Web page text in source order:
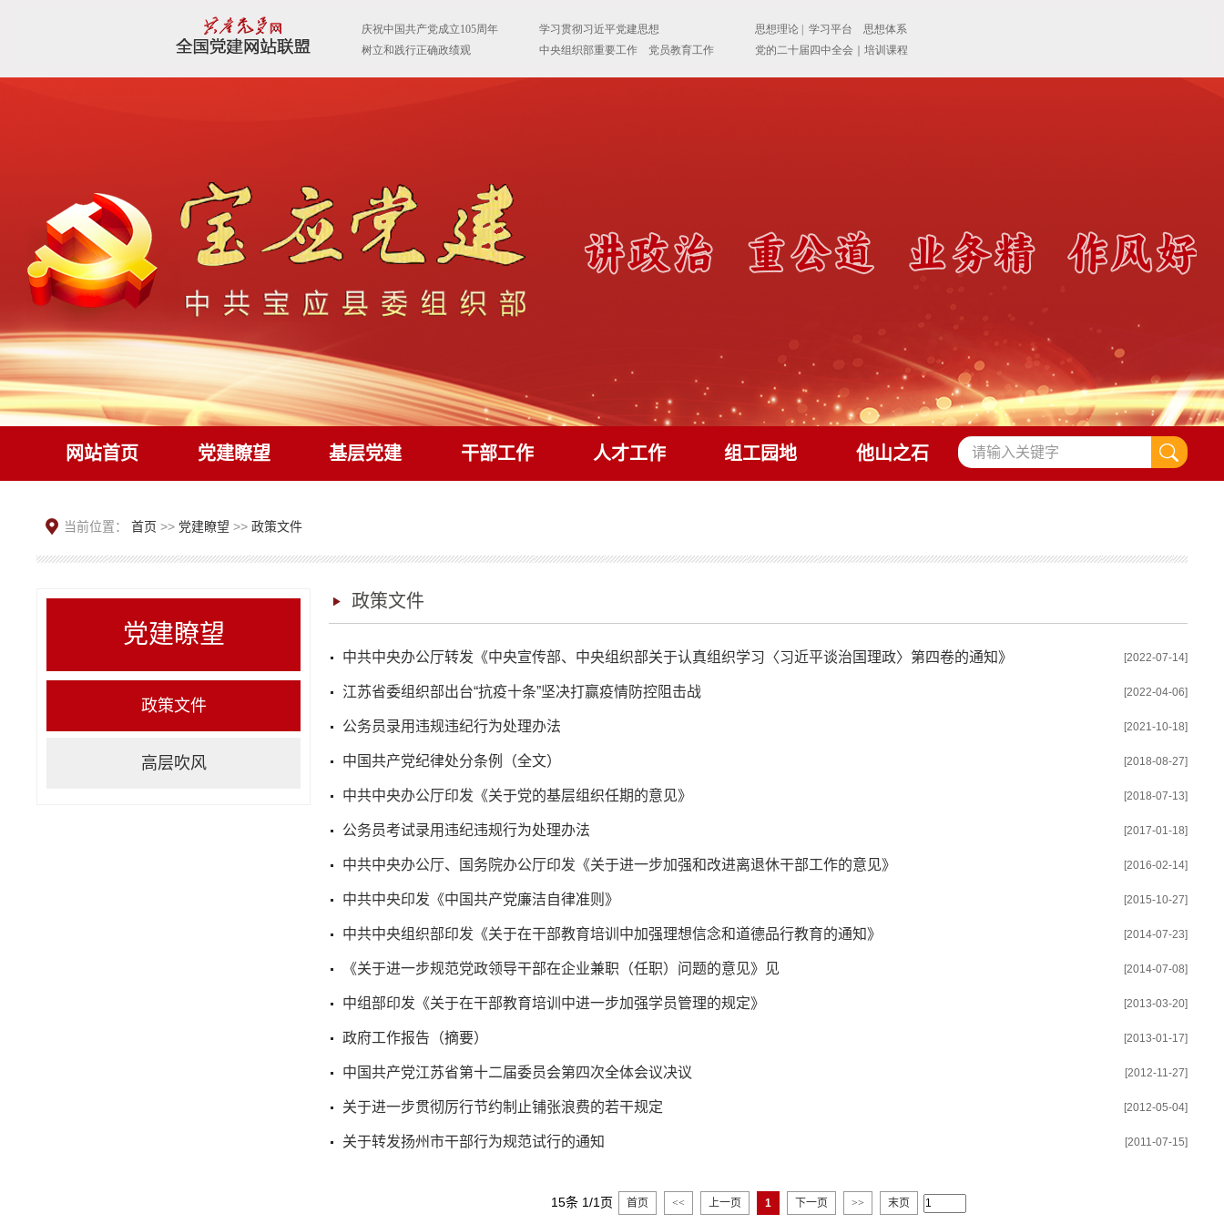
网站首页 党建瞭望 基层党建 干部工作 人才工作 组工园地 他山之石
当前位置： 首页 >> 党建瞭望 >> 政策文件
党建瞭望
政策文件
高层吹风
政策文件
[2022-07-14]
中共中央办公厅转发《中央宣传部、中央组织部关于认真组织学习〈习近平谈治国理政〉第四卷的通知》
[2022-04-06]
江苏省委组织部出台“抗疫十条”坚决打赢疫情防控阻击战
[2021-10-18]
公务员录用违规违纪行为处理办法
[2018-08-27]
中国共产党纪律处分条例（全文）
[2018-07-13]
中共中央办公厅印发《关于党的基层组织任期的意见》
[2017-01-18]
公务员考试录用违纪违规行为处理办法
[2016-02-14]
中共中央办公厅、国务院办公厅印发《关于进一步加强和改进离退休干部工作的意见》
[2015-10-27]
中共中央印发《中国共产党廉洁自律准则》
[2014-07-23]
中共中央组织部印发《关于在干部教育培训中加强理想信念和道德品行教育的通知》
[2014-07-08]
《关于进一步规范党政领导干部在企业兼职（任职）问题的意见》见
[2013-03-20]
中组部印发《关于在干部教育培训中进一步加强学员管理的规定》
[2013-01-17]
政府工作报告（摘要）
[2012-11-27]
中国共产党江苏省第十二届委员会第四次全体会议决议
[2012-05-04]
关于进一步贯彻厉行节约制止铺张浪费的若干规定
[2011-07-15]
关于转发扬州市干部行为规范试行的通知
15条 1/1页 首页 << 上一页 1 下一页 >> 末页